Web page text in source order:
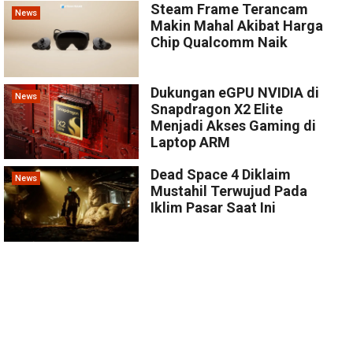
News
Steam Frame Terancam
Makin Mahal Akibat Harga
Chip Qualcomm Naik
News
Dukungan eGPU NVIDIA di
Snapdragon X2 Elite
Menjadi Akses Gaming di
Laptop ARM
News
Dead Space 4 Diklaim
Mustahil Terwujud Pada
Iklim Pasar Saat Ini